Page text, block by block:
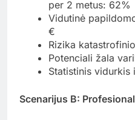
per 2 metus: 62%
Vidutinė
€
Rizika
Potenciali žala
Statistinis vidurkis
Scenarijus B: